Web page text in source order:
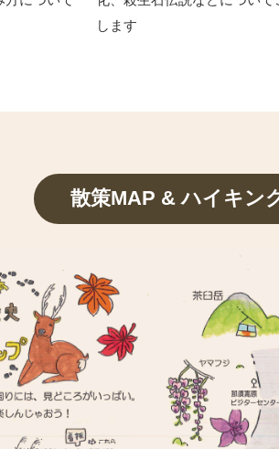
します
散策MAP & ハイキン